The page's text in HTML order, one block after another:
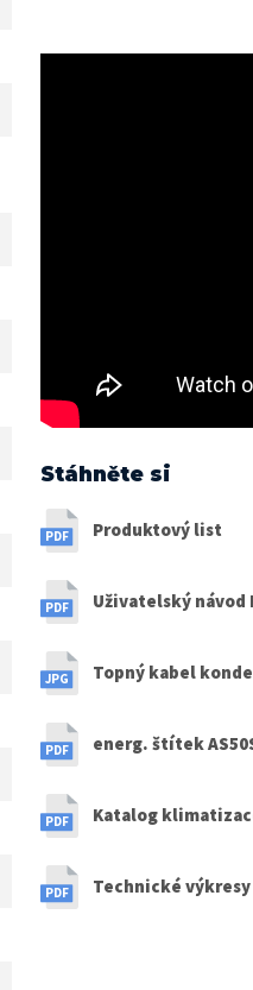
Stáhněte si
Produktový list
Uživatelský návod
Topný kabel
energ. štítek
Katalog
Technické výkresy